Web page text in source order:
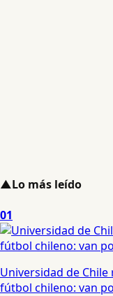
▲Lo más leído
01
Universidad de
fútbol chileno: van